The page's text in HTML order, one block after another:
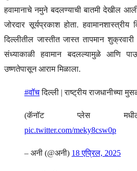
हवामानाचे नमुने बदलण्याची बातमी देखील
जोरदार सूर्यप्रकाश होता. हवामानशास्त्रीय
दिल्लीतील जास्तीत जास्त तापमान
संध्याकाळी हवामान बदलल्यामुळे आणि
उष्णतेपासून आराम मिळाला.
#वॉचदिल्ली | राष्ट्रीय राजधानीच्या
(कॅनॉट प्लेस मधील
pic.twitter.com/meky8csw0p
– अनी (@अनी) 18 एप्रिल, 2025